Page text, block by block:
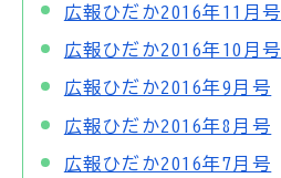
広報ひだか2016年11月号
広報ひだか2016年10月号
広報ひだか2016年9月号
広報ひだか2016年8月号
広報ひだか2016年7月号